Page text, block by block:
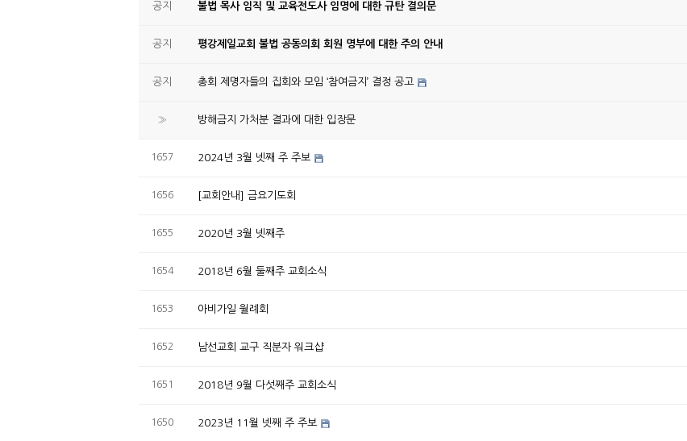
공지 불법 목사 임직 및 교육전도사 임명에 대한 규탄 결의문
공지 평강제일교회 불법 공동의회 회원 명부에 대한 주의 안내
공지 총회 제명자들의 집회와 모임 ‘참여금지’ 결정 공고
» 방해금지 가처분 결과에 대한 입장문
1657 2024년 3월 넷째 주 주보
1656 [교회안내] 금요기도회
1655 2020년 3월 넷째주
1654 2018년 6월 둘째주 교회소식
1653 아비가일 월례회
1652 남선교회 교구 직분자 워크샵
1651 2018년 9월 다섯째주 교회소식
1650 2023년 11월 넷째 주 주보